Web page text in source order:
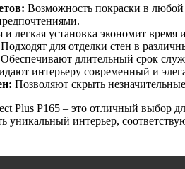
Возможность покраски в любой
и легкая установка экономит время
Подходят для отделки стен в
Обеспечивают длительный срок
интерьеру современный и
Позволяют скрыть
Plus P165 – это отличный выбор
уникальный интерьер,